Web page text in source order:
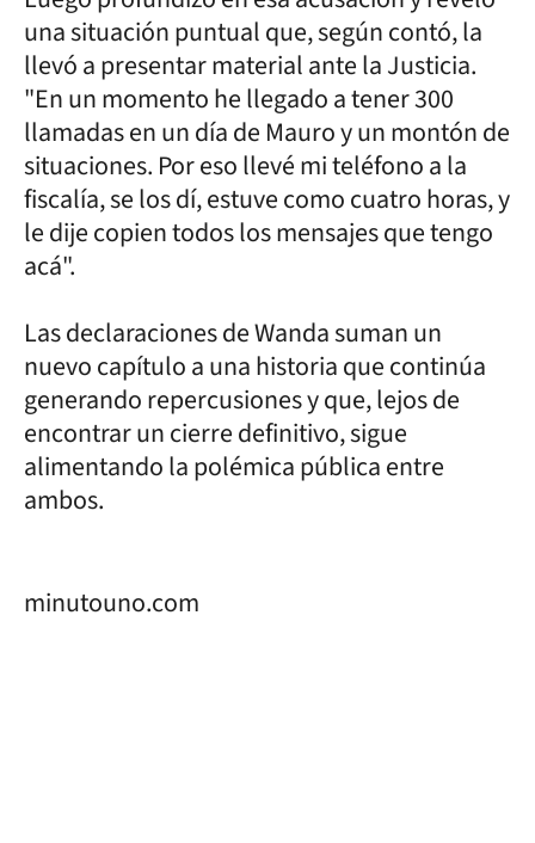
una situación puntual que, según contó, la
llevó a presentar material ante la Justicia.
"En un momento he llegado a tener 300
llamadas en un día de Mauro y un montón de
situaciones. Por eso llevé mi teléfono a la
fiscalía, se los dí, estuve como cuatro horas, y
le dije copien todos los mensajes que tengo
acá".
Las declaraciones de Wanda suman un
nuevo capítulo a una historia que continúa
generando repercusiones y que, lejos de
encontrar un cierre definitivo, sigue
alimentando la polémica pública entre
ambos.
minutouno.com